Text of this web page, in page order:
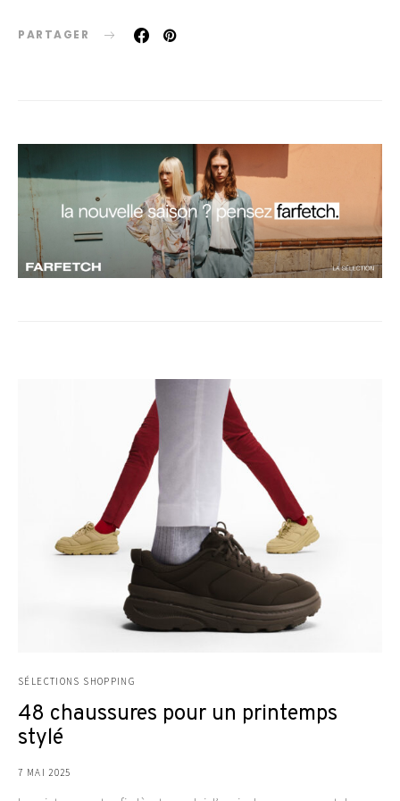
PARTAGER
SÉLECTIONS SHOPPING
48 chaussures pour un printemps
stylé
7 MAI 2025